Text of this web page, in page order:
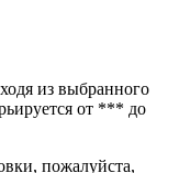
из выбранного
от *** до
пожалуйста,